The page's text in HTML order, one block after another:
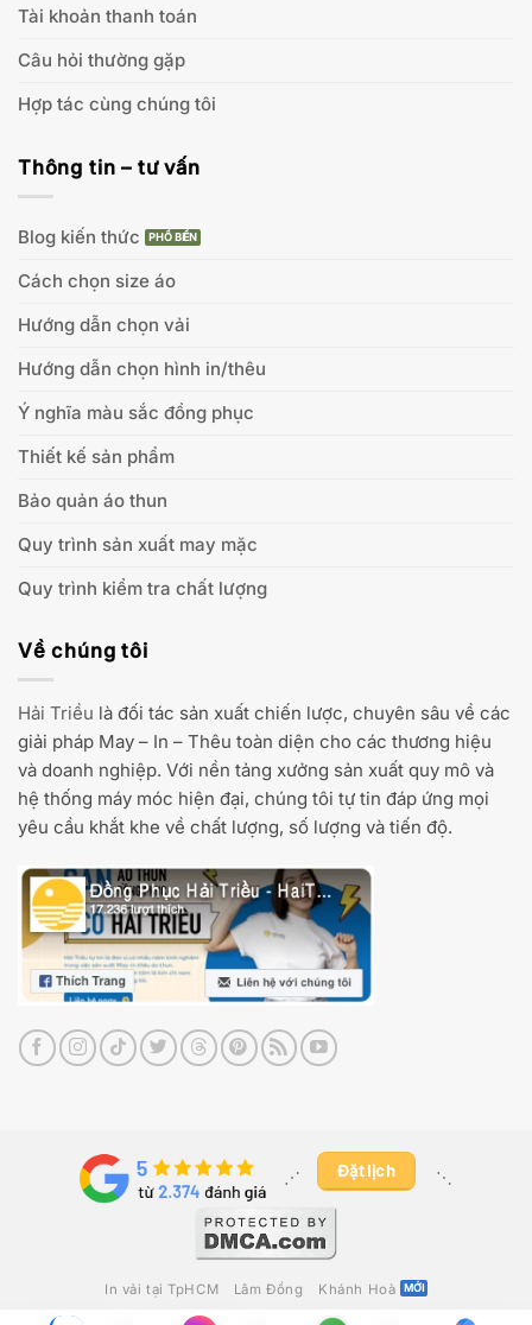
Tài khoản thanh toán
Câu hỏi thường gặp
Hợp tác cùng chúng tôi
Thông tin – tư vấn
Blog kiến thức
Cách chọn size áo
Hướng dẫn chọn vải
Hướng dẫn chọn hình in/thêu
Ý nghĩa màu sắc đồng phục
Thiết kế sản phẩm
Bảo quản áo thun
Quy trình sản xuất may mặc
Quy trình kiểm tra chất lượng
Về chúng tôi
Hải Triều là đối tác sản xuất chiến lược, chuyên sâu về các
giải pháp May – In – Thêu toàn diện cho các thương hiệu
và doanh nghiệp. Với nền tảng xưởng sản xuất quy mô và
hệ thống máy móc hiện đại, chúng tôi tự tin đáp ứng mọi
yêu cầu khắt khe về chất lượng, số lượng và tiến độ.
⋰ ​ Đặt lịch ⋱
In vải tại TpHCM Lâm Đồng Khánh Hoà